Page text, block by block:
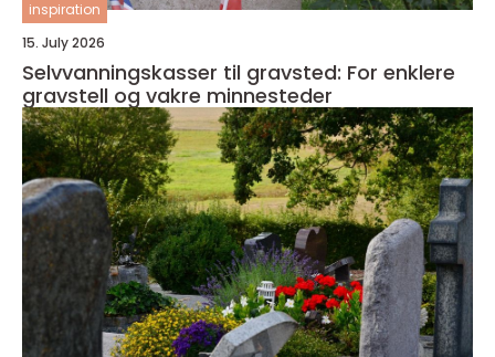
inspiration
15. July 2026
Selvvanningskasser til gravsted: For enklere
gravstell og vakre minnesteder